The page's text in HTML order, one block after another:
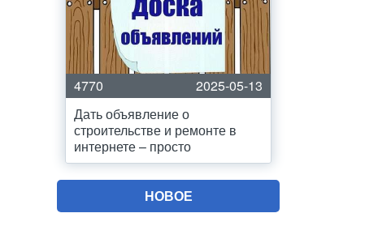
4770
2025-05-13
Дать объявление о
строительстве и ремонте в
интернете – просто
НОВОЕ